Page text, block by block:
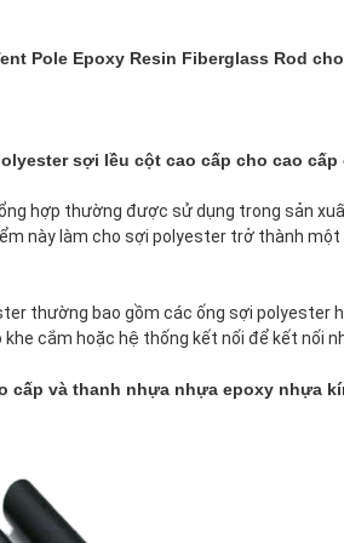
Pole Epoxy Resin Fiberglass Rod
sợi lều cột cao cấp cho cao
hợp thường được sử dụng trong sản
này làm cho sợi polyester trở thành
thường bao gồm các ống sợi polyester
cắm hoặc hệ thống kết nối để kết nối
cấp và thanh nhựa nhựa epoxy nhựa